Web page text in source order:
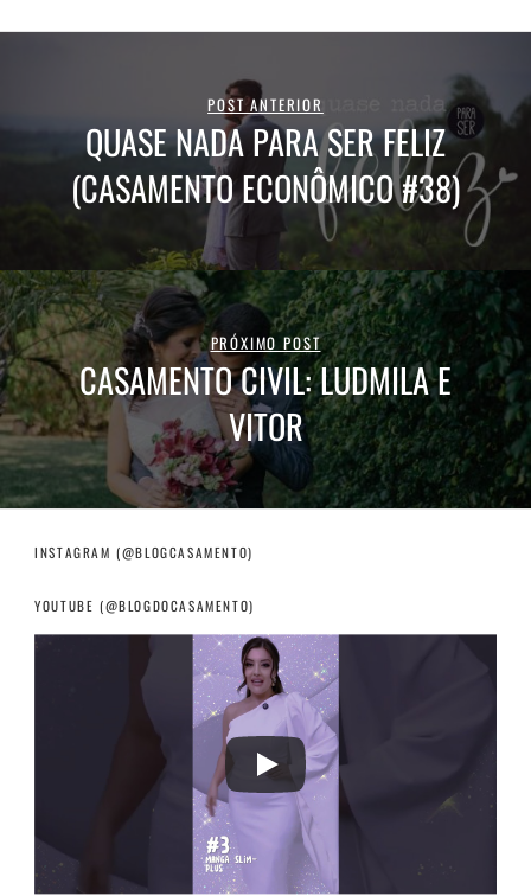
POST ANTERIOR
QUASE NADA PARA SER FELIZ
(CASAMENTO ECONÔMICO #38)
PRÓXIMO POST
CASAMENTO CIVIL: LUDMILA E
VITOR
INSTAGRAM (@BLOGCASAMENTO)
YOUTUBE (@BLOGDOCASAMENTO)